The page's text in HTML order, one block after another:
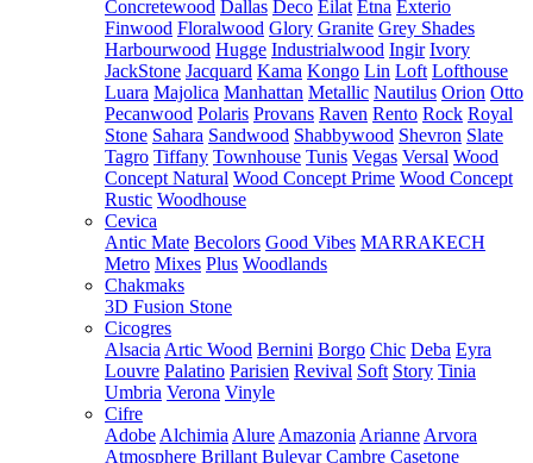
Concretewood Dallas Deco Eilat Etna Exterio
Finwood Floralwood Glory Granite Grey Shades
Harbourwood Hugge Industrialwood Ingir Ivory
JackStone Jacquard Kama Kongo Lin Loft Lofthouse
Luara Majolica Manhattan Metallic Nautilus Orion Otto
Pecanwood Polaris Provans Raven Rento Rock Royal
Stone Sahara Sandwood Shabbywood Shevron Slate
Tagro Tiffany Townhouse Tunis Vegas Versal Wood
Concept Natural Wood Concept Prime Wood Concept
Rustic Woodhouse
Cevica
Antic Mate Becolors Good Vibes MARRAKECH
Metro Mixes Plus Woodlands
Chakmaks
3D Fusion Stone
Cicogres
Alsacia Artic Wood Bernini Borgo Chic Deba Eyra
Louvre Palatino Parisien Revival Soft Story Tinia
Umbria Verona Vinyle
Cifre
Adobe Alchimia Alure Amazonia Arianne Arvora
Atmosphere Brillant Bulevar Cambre Casetone